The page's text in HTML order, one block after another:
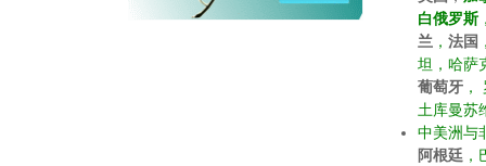
白俄罗斯
兰， 法国
坦，哈萨
葡萄牙，
土库曼苏
中美洲与
阿根廷，